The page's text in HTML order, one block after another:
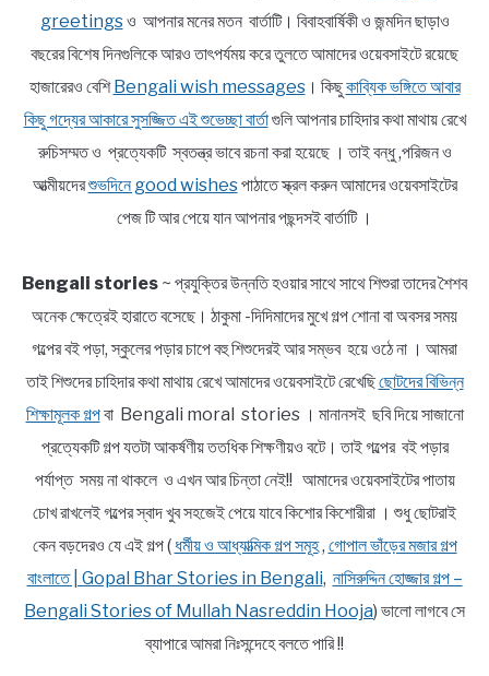
greetingsও আপনার মনের মতন বার্তাটি। বিবাহবার্ষিকী ও জন্মদিন ছাড়াও
বছরের বিশেষ দিনগুলিকে আরও তাৎপর্যময় করে তুলতে আমাদের ওয়েবসাইটে রয়েছে
হাজারেরও বেশিBengali wish messages। কিছুকাব্যিক ভঙ্গিতে আবার
কিছু গদ্যের আকারে সুসজ্জিত এই শুভেচ্ছা বার্তাগুলি আপনার চাহিদার কথা মাথায় রেখে
রুচিসম্মত ও প্রত্যেকটি স্বতন্ত্র ভাবে রচনা করা হয়েছে । তাই বন্ধু ,পরিজন ও
আত্মীয়দেরশুভদিনে good wishesপাঠাতে স্ক্রল করুন আমাদের ওয়েবসাইটের
পেজ টি আর পেয়ে যান আপনার পছন্দসই বার্তাটি ।
Bengali stories ~ প্রযুক্তির উন্নতি হওয়ার সাথে সাথে শিশুরা তাদের শৈশব
অনেক ক্ষেত্রেই হারাতে বসেছে। ঠাকুমা -দিদিমাদের মুখে গল্প শোনা বা অবসর সময়
গল্পের বই পড়া, স্কুলের পড়ার চাপে বহু শিশুদেরই আর সম্ভব হয়ে ওঠে না । আমরা
তাই শিশুদের চাহিদার কথা মাথায় রেখে আমাদের ওয়েবসাইটে রেখেছিছোটদের বিভিন্ন
শিক্ষামূলক গল্পবা Bengali moral stories । মানানসই ছবি দিয়ে সাজানো
প্রত্যেকটি গল্প যতটা আকর্ষণীয় ততধিক শিক্ষণীয়ও বটে। তাই গল্পের বই পড়ার
পর্যাপ্ত সময় না থাকলে ও এখন আর চিন্তা নেই!! আমাদের ওয়েবসাইটের পাতায়
চোখ রাখলেই গল্পের স্বাদ খুব সহজেই পেয়ে যাবে কিশোর কিশোরীরা । শুধু ছোটরাই
কেন বড়দেরও যে এই গল্প ( ধর্মীয় ও আধ্যাত্মিক গল্প সমূহ, গোপাল ভাঁড়ের মজার গল্প
বাংলাতে | Gopal Bhar Stories in Bengali, নাসিরুদ্দিন হোজ্জার গল্প –
Bengali Stories of Mullah Nasreddin Hooja) ভালো লাগবে সে
ব্যাপারে আমরা নিঃসন্দেহে বলতে পারি !!